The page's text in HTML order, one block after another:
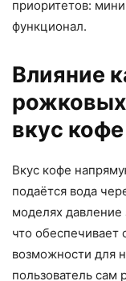
приоритетов:
функционал.
Влияние
вкус кофе
Вкус кофе
подаётся вода
моделях давление
что обеспечивает
возможности для
пользователь сам